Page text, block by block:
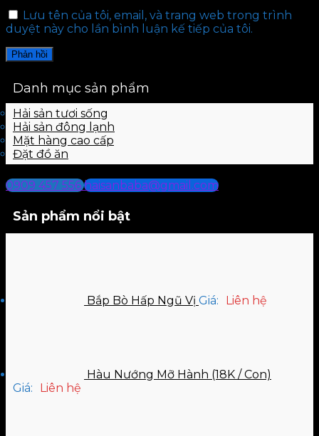
Lưu tên của tôi, email, và trang web trong trình
duyệt này cho lần bình luận kế tiếp của tôi.
Danh mục sản phẩm
Hải sản tươi sống
Hải sản đông lạnh
Mặt hàng cao cấp
Đặt đồ ăn
0909 457 556 haisanbaba@gmail.com
Sản phẩm nổi bật
Bắp Bò Hấp Ngũ Vị Giá: Liên hệ
Hàu Nướng Mỡ Hành (18K / Con)
Giá:
Liên hệ